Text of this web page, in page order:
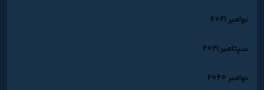
نوامبر 2021
سپتامبر 2021
نوامبر 2020